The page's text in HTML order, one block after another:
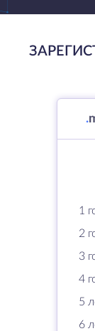
.
1
2
3
4
5
6